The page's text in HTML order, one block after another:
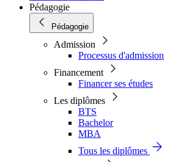
Pédagogie
Pédagogie
Admission
Processus d'admission
Financement
Financer ses études
Les diplômes
BTS
Bachelor
MBA
Tous les diplômes